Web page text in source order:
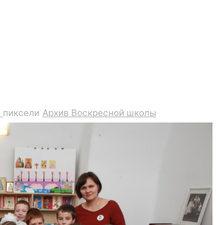
пиксели Архив Воскресной школы